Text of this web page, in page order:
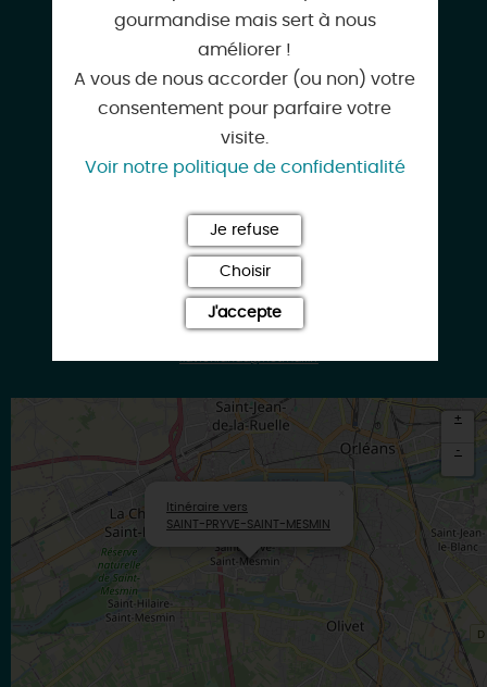
CONTACT & LOCALISATION
Chalet atypique entre ville et verdure
18 A rue des Coquelicots
45750 SAINT-PRYVE-SAINT-MESMIN
06 78 79 19 24
Itinéraire vers
SAINT-PRYVE-SAINT-MESMIN
+
-
gourmandise mais sert à nous
améliorer !
A vous de nous accorder (ou non) votre
consentement pour parfaire votre
visite.
Voir notre politique de confidentialité
Je refuse
Choisir
J'accepte